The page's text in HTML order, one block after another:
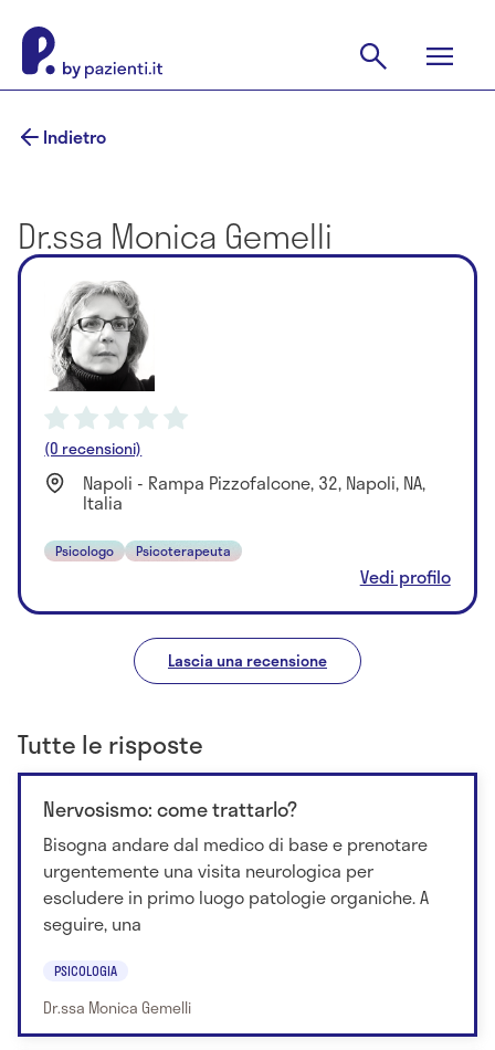
Indietro
Dr.ssa Monica Gemelli
(0 recensioni)
Napoli - Rampa Pizzofalcone, 32, Napoli, NA,
Italia
Psicologo Psicoterapeuta
Vedi profilo
Lascia una recensione
Tutte le risposte
Nervosismo: come trattarlo?
Bisogna andare dal medico di base e prenotare
urgentemente una visita neurologica per
escludere in primo luogo patologie organiche. A
seguire, una
PSICOLOGIA
Dr.ssa Monica Gemelli